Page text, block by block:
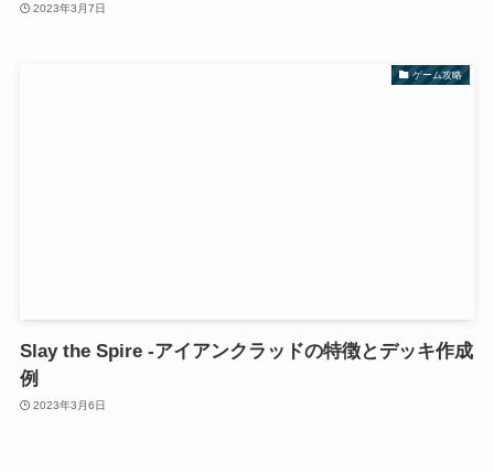
2023年3月7日
ゲーム攻略
Slay the Spire -アイアンクラッドの特徴とデッキ作成
例
2023年3月6日